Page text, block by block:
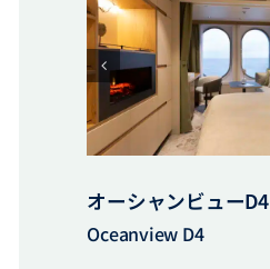
オーシャンビューD4
Oceanview D4